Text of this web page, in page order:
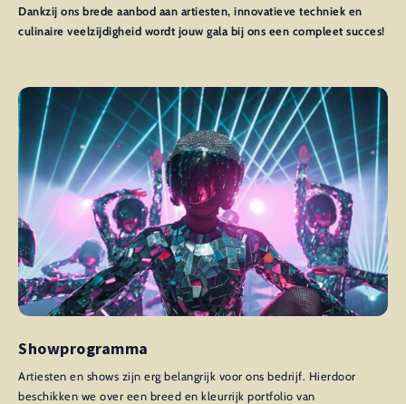
Dankzij ons brede aanbod aan artiesten, innovatieve techniek en
culinaire veelzijdigheid wordt jouw gala bij ons een compleet succes!
Showprogramma
Artiesten en shows zijn erg belangrijk voor ons bedrijf. Hierdoor
beschikken we over een breed en kleurrijk portfolio van